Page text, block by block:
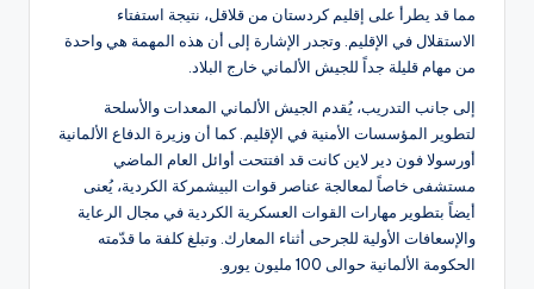
مما قد يطرأ على إقليم كردستان من قلاقل، نتيجة استفتاء
الاستقلال في الإقليم. وتجدر الإشارة إلى أن هذه المهمة هي واحدة
من مهام قليلة جداً للجيش الألماني خارج البلاد.
إلى جانب التدريب، يُقدم الجيش الألماني المعدات والأسلحة
لتطوير المؤسسات الأمنية في الإقليم. كما أن وزيرة الدفاع الألمانية
أورسولا فون دير لاين كانت قد افتتحت أوائل العام الماضي
مستشفى خاصاً لمعالجة عناصر قوات البيشمركة الكردية، يُعنى
أيضاً بتطوير مهارات القوات العسكرية الكردية في مجال الرعاية
والإسعافات الأولية للجرحى أثناء المعارك. وتبلغ كلفة ما قدّمته
الحكومة الألمانية حوالى 100 مليون يورو.